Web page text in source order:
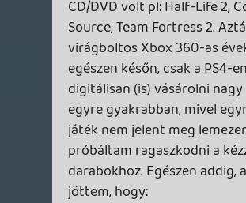
Egyébként formátumra való tekintet
nélkül én mindig aszerint áraztam be őket,
hogy számomra mennyit ér a
végigjátszásuk, nem a várható jövőbeli -
vagy azonnali - értékük alapján, úgyhogy
nálam ez nem fog szignifikánsan
megváltozni. (Maximum a rájuk történő
várakozás ideje.)
p34c3 2026.07.02 18:32:09
p34c3 2026.07.02 18:32:09